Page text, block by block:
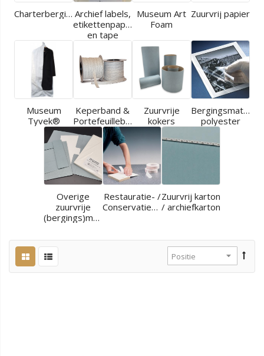
Charterbergingen Archief labels,
etikettenpapier
en tape
Museum Art
Foam
Zuurvrij papier
Museum
Tyvek®
Keperband &
Portefeuilleband
Zuurvrije
kokers
polyester
Overige
zuurvrije
(bergings)materialen
Restauratie- /
Conservatiematerialen
Zuurvrij karton
/ archiefkarton